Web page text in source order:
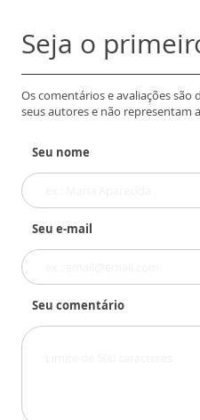
Seja o
Os comentários e avaliações são
seus autores e não representam
Seu nome
Seu e-mail
Seu comentário